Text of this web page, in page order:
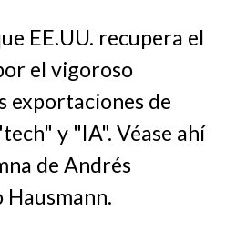
EE.UU. recupera el
el vigoroso
exportaciones de
y "IA". Véase ahí
de Andrés
Hausmann.